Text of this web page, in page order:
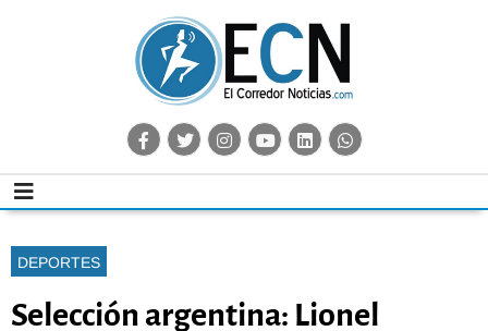
DEPORTES
Selección argentina: Lionel